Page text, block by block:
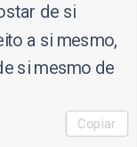
de si
a si mesmo,
si mesmo de
Copiar